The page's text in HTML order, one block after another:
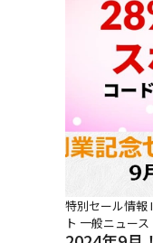
特別セール情報
ト 一般ニュース